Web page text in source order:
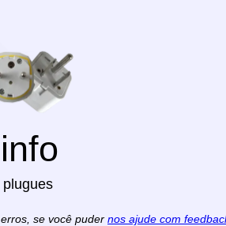
se você puder nos ajude com